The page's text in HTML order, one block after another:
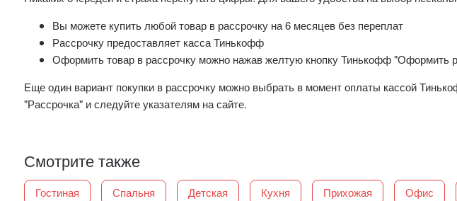
Вы можете купить любой товар в рассрочку на 6 месяцев без переплат
Рассрочку предоставляет касса Тинькофф
Оформить товар в рассрочку можно нажав желтую кнопку Тинькофф "Оформить
Еще один вариант покупки в рассрочку можно выбрать в момент оплаты кассой
"Рассрочка" и следуйте указателям на сайте.
Смотрите также
Гостиная Спальня Детская Кухня Прихожая Офис